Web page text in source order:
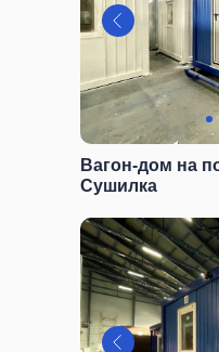
Вагон-дом на
Сушилка